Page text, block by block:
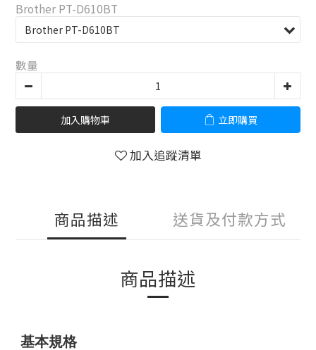
Brother PT-D610BT
數量
加入購物車 立即購買
加入追蹤清單
商品描述 送貨及付款方式
商品描述
基本規格